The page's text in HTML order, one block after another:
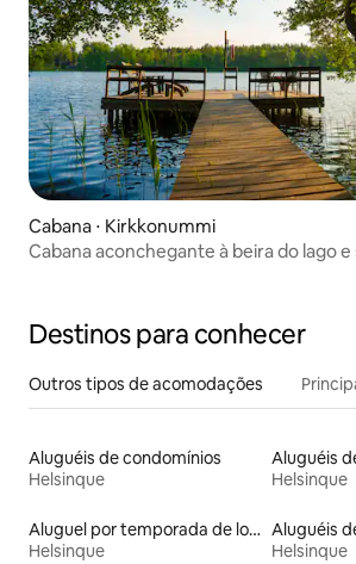
Cabana ⋅ Kirkkonummi
Cabana aconchegante à beira do lago e
Destinos para conhecer
Outros tipos de acomodações
Aluguéis de condomínios
Helsinque
Helsinque
Aluguel por temporada de lofts
Helsinque
Aluguéis
Helsinque